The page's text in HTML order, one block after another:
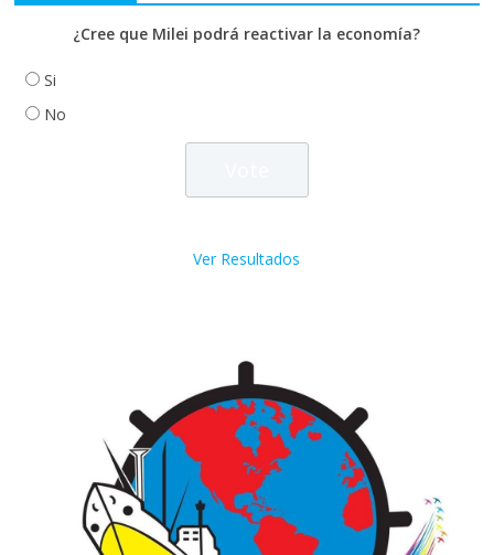
¿Cree que Milei podrá reactivar la economía?
Si
No
Ver Resultados